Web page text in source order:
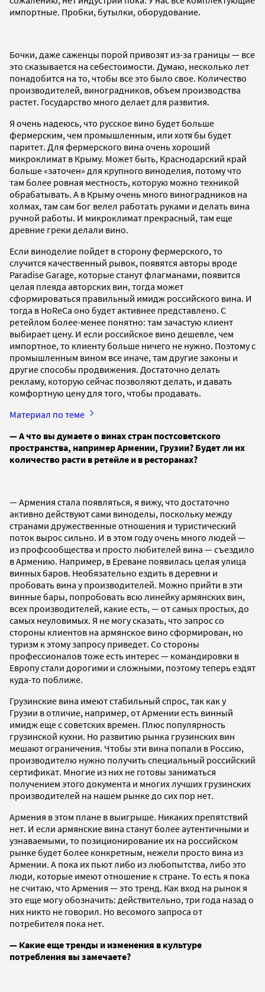
импортные. Пробки, бутылки, оборудование.
Бочки, даже саженцы порой привозят из-за границы — все
это сказывается на себестоимости. Думаю, несколько лет
понадобится на то, чтобы все это было свое. Количество
производителей, виноградников, объем производства
растет. Государство много делает для развития.
Я очень надеюсь, что русское вино будет больше
фермерским, чем промышленным, или хотя бы будет
паритет. Для фермерского вина очень хороший
микроклимат в Крыму. Может быть, Краснодарский край
больше «заточен» для крупного виноделия, потому что
там более ровная местность, которую можно техникой
обрабатывать. А в Крыму очень много виноградников на
холмах, там сам бог велел работать руками и делать вина
ручной работы. И микроклимат прекрасный, там еще
древние греки делали вино.
Если виноделие пойдет в сторону фермерского, то
случится качественный рывок, появятся авторы вроде
Paradise Garage, которые станут флагманами, появится
целая плеяда авторских вин, тогда может
сформироваться правильный имидж российского вина. И
тогда в HoReCa оно будет активнее представлено. С
ретейлом более-менее понятно: там зачастую клиент
выбирает цену. И если российское вино дешевле, чем
импортное, то клиенту больше ничего не нужно. Поэтому с
промышленным вином все иначе, там другие законы и
другие способы продвижения. Достаточно делать
рекламу, которую сейчас позволяют делать, и давать
комфортную цену для того, чтобы продавать.
Материал по теме
— А что вы думаете о винах стран постсоветского
пространства, например Армении, Грузии? Будет ли их
количество расти в ретейле и в ресторанах?
— Армения стала появляться, я вижу, что достаточно
активно действуют сами виноделы, поскольку между
странами дружественные отношения и туристический
поток вырос сильно. И в этом году очень много людей —
из профсообщества и просто любителей вина — съездило
в Армению. Например, в Ереване появилась целая улица
винных баров. Необязательно ездить в деревни и
пробовать вина у производителей. Можно прийти в эти
винные бары, попробовать всю линейку армянских вин,
всех производителей, какие есть, — от самых простых, до
самых неуловимых. Я не могу сказать, что запрос со
стороны клиентов на армянское вино сформирован, но
туризм к этому запросу приведет. Со стороны
профессионалов тоже есть интерес — командировки в
Европу стали дорогими и сложными, поэтому теперь ездят
куда-то поближе.
Грузинские вина имеют стабильный спрос, так как у
Грузии в отличие, например, от Армении есть винный
имидж еще с советских времен. Плюс популярность
грузинской кухни. Но развитию рынка грузинских вин
мешают ограничения. Чтобы эти вина попали в Россию,
производителю нужно получить специальный российский
сертификат. Многие из них не готовы заниматься
получением этого документа и многих лучших грузинских
производителей на нашем рынке до сих пор нет.
Армения в этом плане в выигрыше. Никаких препятствий
нет. И если армянские вина станут более аутентичными и
узнаваемыми, то позиционирование их на российском
рынке будет более конкретным, нежели просто вина из
Армении. А пока их пьют либо из любопытства, либо это
люди, которые имеют отношение к стране. То есть я пока
не считаю, что Армения — это тренд. Как вход на рынок я
это еще могу обозначить: действительно, три года назад о
них никто не говорил. Но весомого запроса от
потребителя пока нет.
— Какие еще тренды и изменения в культуре
потребления вы замечаете?